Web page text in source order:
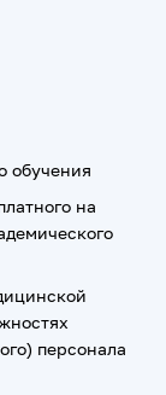
обучения
на
персонала